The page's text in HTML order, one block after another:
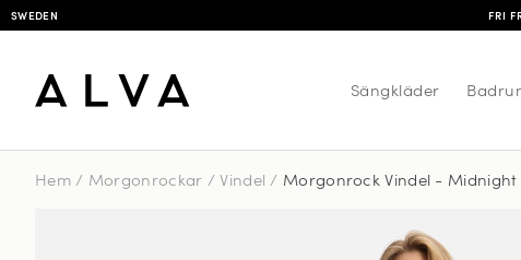
SWEDEN FRI
Sängkläder
Hem/ Morgonrockar / Vindel / Morgonrock Vindel - Midnight